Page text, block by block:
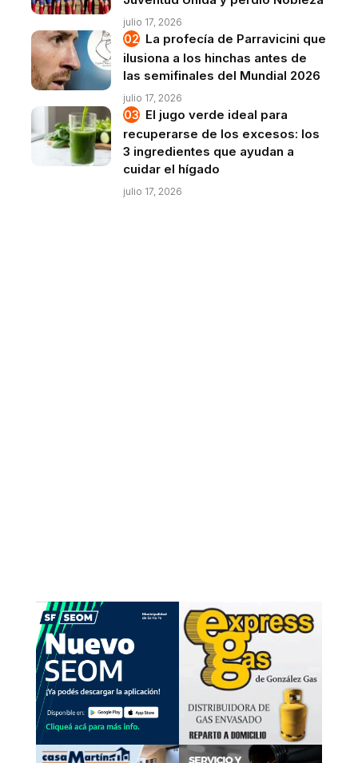
julio 17, 2026
La profecía de Parravicini que
ilusiona a los hinchas antes de
las semifinales del Mundial 2026
julio 17, 2026
El jugo verde ideal para
recuperarse de los excesos: los
3 ingredientes que ayudan a
cuidar el hígado
julio 17, 2026